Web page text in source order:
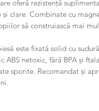
oferă rezistență
și clare. Combinate cu
să construiască mai
este fixată solid cu
ABS netoxic, fără BPA și
sporite. Recomandat și